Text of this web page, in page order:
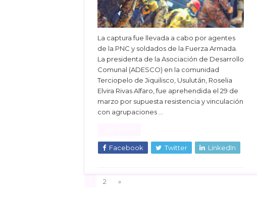
La captura fue llevada a cabo por agentes
de la PNC y soldados de la Fuerza Armada.
La presidenta de la Asociación de Desarrollo
Comunal (ADESCO) en la comunidad
Terciopelo de Jiquilisco, Usulután, Roselia
Elvira Rivas Alfaro, fue aprehendida el 29 de
marzo por supuesta resistencia y vinculación
con agrupaciones …
Facebook Twitter LinkedIn
2 »